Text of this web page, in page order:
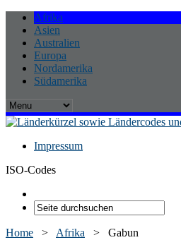
Afrika
Asien
Australien
Europa
Nordamerika
Südamerika
Impressum
ISO-Codes
Home > Afrika > Gabun